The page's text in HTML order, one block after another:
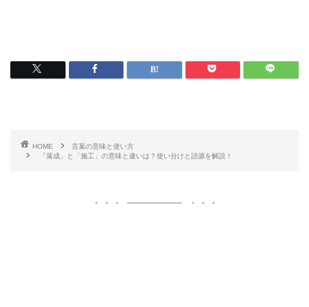
HOME
言葉の意味と使い方
「落成」と「施工」の意味と違いは？使い分けと語源を解説！